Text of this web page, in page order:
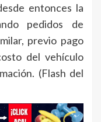
entonces la
pedidos de
previo pago
del vehículo
(Flash del